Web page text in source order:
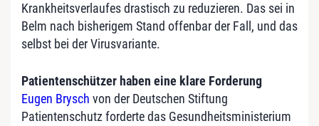
Krankheitsverlaufes drastisch zu reduzieren. Das sei in
Belm nach bisherigem Stand offenbar der Fall, und das
selbst bei der Virusvariante.
Patientenschützer haben eine klare Forderung
Eugen Brysch von der Deutschen Stiftung
Patientenschutz forderte das Gesundheitsministerium